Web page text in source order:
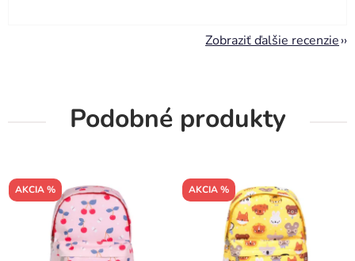
Zobraziť ďalšie recenzie
Podobné produkty
AKCIA % AKCIA %